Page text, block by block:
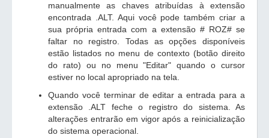
manualmente as chaves atribuídas à extensão
encontrada .ALT. Aqui você pode também criar a
sua própria entrada com a extensão # ROZ# se
faltar no registro. Todas as opções disponíveis
estão listados no menu de contexto (botão direito
do rato) ou no menu "Editar" quando o cursor
estiver no local apropriado na tela.
Quando você terminar de editar a entrada para a
extensão .ALT feche o registro do sistema. As
alterações entrarão em vigor após a reinicialização
do sistema operacional.